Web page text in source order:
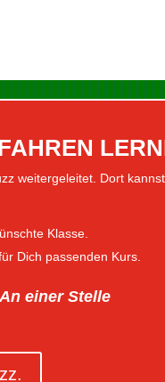
weitergeleitet. Dort
Klasse.
Dich passenden Kurs.
einer Stelle